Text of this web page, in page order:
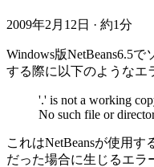
2009年2月12日 · 約1分
Windows版NetBeans6.5
する際に以下のようなエ
'.' is not a working
No such file or
これはNetBeansが使用
だった場合に生じるエラ